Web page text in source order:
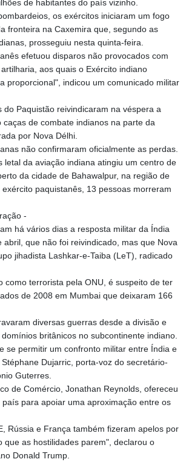
de habitantes do país vizinho.
os exércitos iniciaram um fogo
fronteira na Caxemira que, segundo as
prosseguiu nesta quinta-feira.
efetuou disparos não provocados com
aos quais o Exército indiano
proporcional", indicou um comunicado militar
do Paquistão reivindicaram na véspera a
caças de combate indianos na parte da
por Nova Délhi.
não confirmaram oficialmente as perdas.
letal da aviação indiana atingiu um centro de
da cidade de Bahawalpur, na região de
paquistanês, 13 pessoas morreram
-
há vários dias a resposta militar da Índia
abril, que não foi reivindicado, mas que Nova
jihadista Lashkar-e-Taiba (LeT), radicado
como terrorista pela ONU, é suspeito de ter
de 2008 em Mumbai que deixaram 166
diversas guerras desde a divisão e
britânicos no subcontinente indiano.
se permitir um confronto militar entre Índia e
Dujarric, porta-voz do secretário-
Guterres.
de Comércio, Jonathan Reynolds, ofereceu
para apoiar uma aproximação entre os
Rússia e França também fizeram apelos por
que as hostilidades parem", declarou o
Donald Trump.